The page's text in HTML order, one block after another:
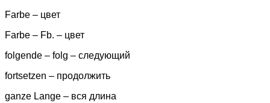
Farbe – цвет
Farbe – Fb. – цвет
folgende – folg – следующий
fortsetzen – продолжить
ganze Lange – вся длина